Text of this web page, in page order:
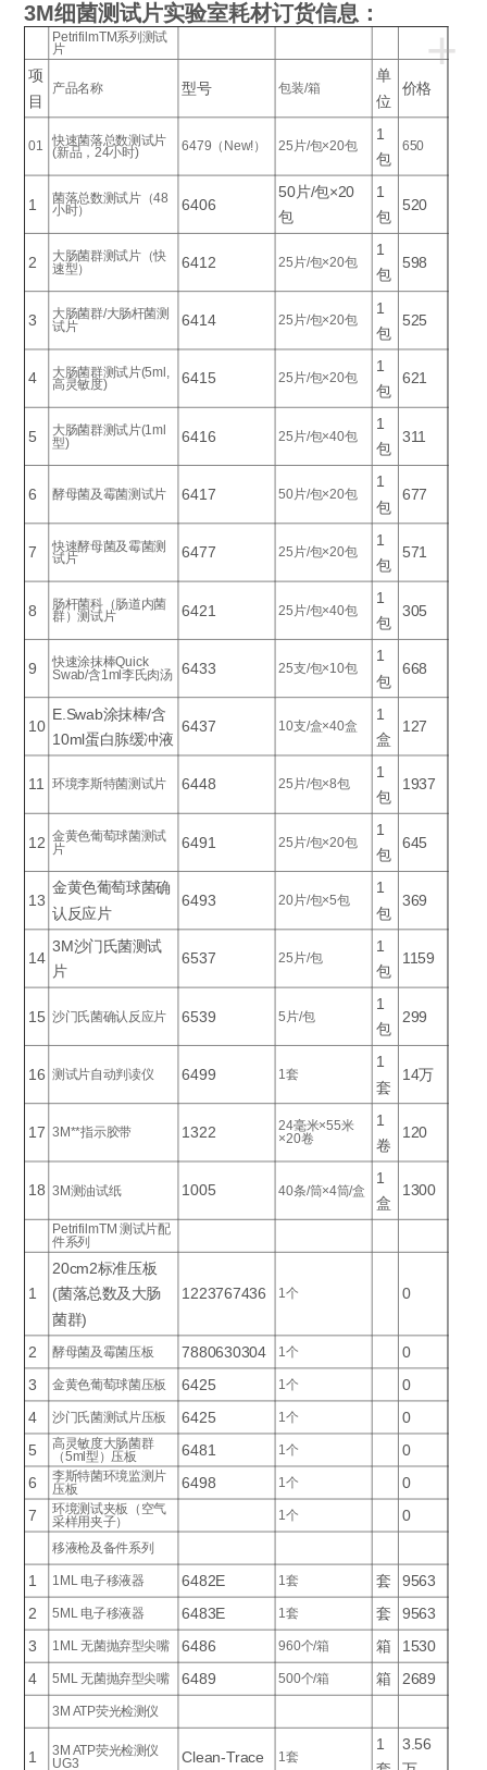
3M细菌测试片实验室耗材订货信息：
+
PetrifilmTM系列测试
片
项
目
产品名称 型号 包装/箱
单
位
价格
01 快速菌落总数测试片
(新品，24小时) 6479（New!） 25片/包×20包
1
包
650
1 菌落总数测试片（48
小时） 6406
50片/包×20
包
1
包
520
2 大肠菌群测试片（快
速型） 6412 25片/包×20包
1
包
598
3 大肠菌群/大肠杆菌测
试片 6414 25片/包×20包
1
包
525
4 大肠菌群测试片(5ml,
高灵敏度) 6415 25片/包×20包
1
包
621
5
大肠菌群测试片(1ml
型)
6416 25片/包×40包
1
包
311
6 酵母菌及霉菌测试片 6417 50片/包×20包
1
包
677
7
快速酵母菌及霉菌测
试片
6477 25片/包×20包
1
包
571
8
肠杆菌科（肠道内菌
群）测试片
6421 25片/包×40包
1
包
305
9 快速涂抹棒Quick
Swab/含1ml李氏肉汤 6433 25支/包×10包
1
包
668
10
E.Swab涂抹棒/含
10ml蛋白胨缓冲液
6437 10支/盒×40盒
1
盒
127
11 环境李斯特菌测试片 6448 25片/包×8包
1
包
1937
12 金黄色葡萄球菌测试
片
6491 25片/包×20包
1
包
645
13
金黄色葡萄球菌确
认反应片
6493 20片/包×5包
1
包
369
14
3M沙门氏菌测试
片
6537 25片/包
1
包
1159
15 沙门氏菌确认反应片 6539 5片/包
1
包
299
16 测试片自动判读仪 6499 1套
1
套
14万
17 3M**指示胶带 1322
24毫米×55米
×20卷
1
卷
120
18 3M测油试纸 1005 40条/筒×4筒/盒
1
盒
1300
PetrifilmTM 测试片配
件系列
1
20cm2标准压板
(菌落总数及大肠
菌群)
1223767436 1个 0
2 酵母菌及霉菌压板 7880630304 1个 0
3 金黄色葡萄球菌压板 6425 1个 0
4 沙门氏菌测试片压板 6425 1个
0
5
高灵敏度大肠菌群
（5ml型）压板
6481 1个 0
6
李斯特菌环境监测片
压板
6498 1个 0
7 环境测试夹板（空气
采样用夹子） 1个 0
移液枪及备件系列
1 1ML 电子移液器 6482E 1套 套
9563
2
5ML 电子移液器 6483E 1套 套
9563
3
1ML 无菌抛弃型尖嘴 6486 960个/箱 箱 1530
4 5ML 无菌抛弃型尖嘴 6489 500个/箱 箱 2689
3M ATP荧光检测仪
1
3M ATP荧光检测仪
UG3
Clean-Trace 1套
1
3.56